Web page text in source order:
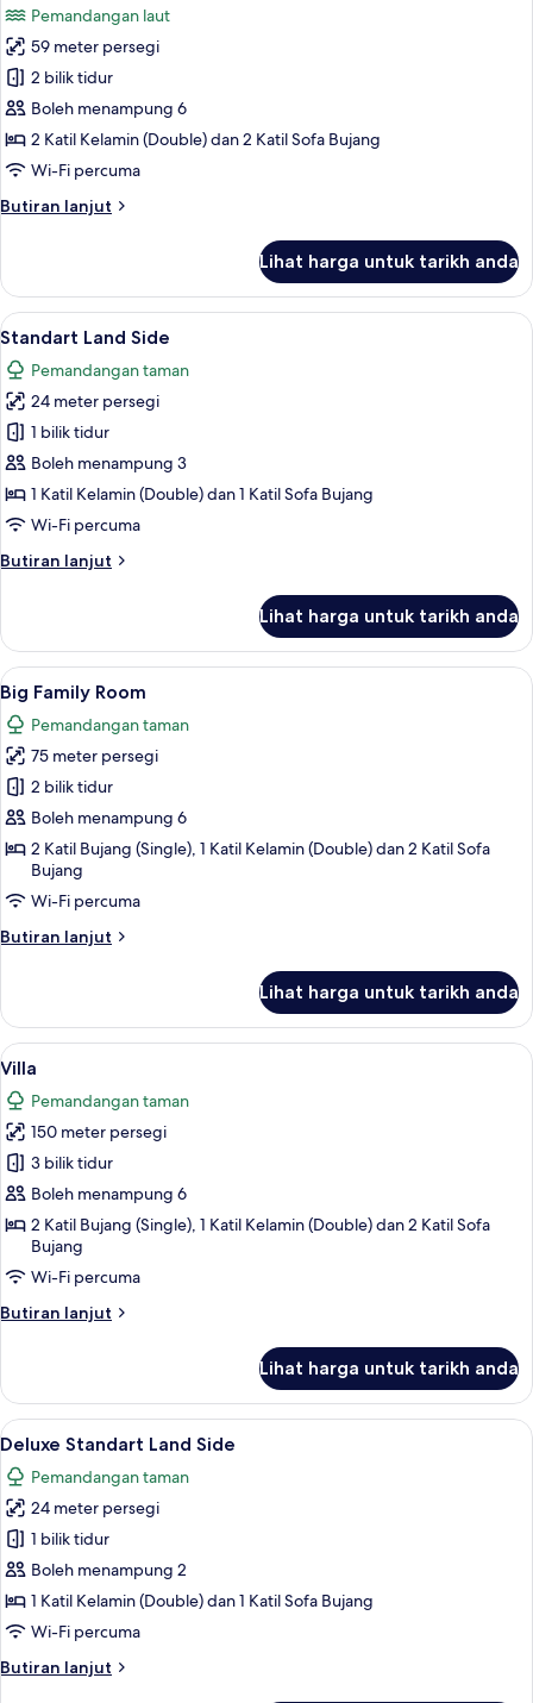
foto
untuk
Deluxe
Connected
Room
Sea
Pemandangan laut
59 meter persegi
2 bilik tidur
Boleh menampung 6
2 Katil Kelamin (Double) dan 2 Katil Sofa Bujang
Wi-Fi percuma
Butiran lanjut
Butiran
Connected
Room
Sea
Lihat harga untuk tarikh anda
Lihat
semua
foto
untuk
Standart
Land
Side
Standart Land Side | Peralatan
3
Standart Land Side
Pemandangan taman
24 meter persegi
1 bilik tidur
Boleh menampung 3
1 Katil Kelamin (Double) dan 1 Katil Sofa Bujang
Wi-Fi percuma
Butiran lanjut
Butiran
Land
Side
Lihat harga untuk tarikh anda
Lihat
semua
foto
untuk
Big
Family
Room
Big Family Room | Peralatan tempat
4
Big Family Room
Pemandangan taman
75 meter persegi
2 bilik tidur
Boleh menampung 6
2 Katil Bujang (Single), 1 Katil Kelamin (Double) dan 2 Katil Sofa
Bujang
Wi-Fi percuma
Butiran lanjut
Butiran
Family
Room
Lihat harga untuk tarikh anda
Lihat
semua
foto
untuk
Villa
Villa | Peralatan tempat tidur
6
Villa
Pemandangan taman
150 meter persegi
3 bilik tidur
Boleh menampung 6
2 Katil Bujang (Single), 1 Katil Kelamin (Double) dan 2 Katil Sofa
Bujang
Wi-Fi percuma
Butiran lanjut
Butiran
Lihat harga untuk tarikh anda
Lihat
semua
foto
untuk
Deluxe
Standart
Land
Side
Peralatan tempat tidur premium, bar
3
Deluxe Standart Land Side
Pemandangan taman
24 meter persegi
1 bilik tidur
Boleh menampung 2
1 Katil Kelamin (Double) dan 1 Katil Sofa Bujang
Wi-Fi percuma
Butiran lanjut
Butiran